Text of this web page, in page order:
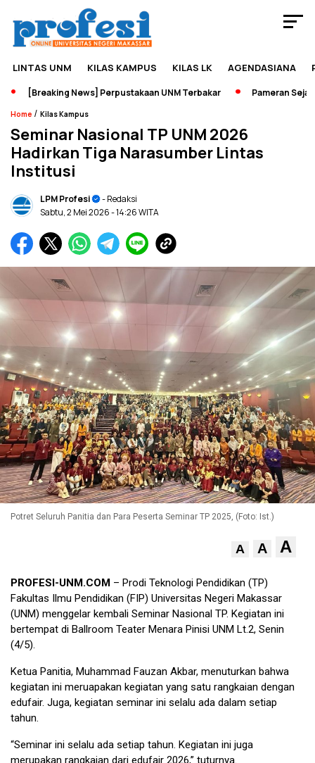
LINTAS UNM KILAS KAMPUS KILAS LK AGENDASIANA
[Breaking News] Perpustakaan UNM Terbakar Pameran Sejarah
Home / Kilas Kampus
Seminar Nasional TP UNM 2026
Hadirkan Tiga Narasumber Lintas
Institusi
LPM Profesi
- Redaksi
Sabtu, 2 Mei 2026- 14:26 WITA
Potret Seluruh Panitia dan Para Peserta Seminar TP 2025, (Foto: Ist.)
A A A
PROFESI-UNM.COM – Prodi Teknologi Pendidikan (TP)
Fakultas Ilmu Pendidikan (FIP) Universitas Negeri Makassar
(UNM) menggelar kembali Seminar Nasional TP. Kegiatan ini
bertempat di Ballroom Teater Menara Pinisi UNM Lt.2, Senin
(4/5).
Ketua Panitia, Muhammad Fauzan Akbar, menuturkan bahwa
kegiatan ini meruapakan kegiatan yang satu rangkaian dengan
edufair. Juga, kegiatan seminar ini selalu ada dalam setiap
tahun.
“Seminar ini selalu ada setiap tahun. Kegiatan ini juga
merupakan rangkaian dari edufair 2026,” tuturnya.